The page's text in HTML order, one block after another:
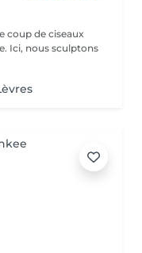
coup de ciseaux
Ici, nous sculptons